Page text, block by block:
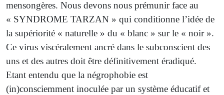
mensongères. Nous devons nous prémunir face au
« SYNDROME TARZAN » qui conditionne l’idée de
la supériorité « naturelle » du « blanc » sur le « noir ».
Ce virus viscéralement ancré dans le subconscient des
uns et des autres doit être définitivement éradiqué.
Etant entendu que la négrophobie est
(in)consciemment inoculée par un système éducatif et